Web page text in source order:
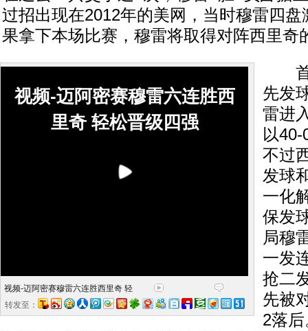
过招出现在2012年的美网，当时穆雷四
果拿下本场比赛，穆雷将取得对阵西里奇
视频-迈阿密赛穆雷六连胜西
里奇 轻松晋级四强
视频-迈阿密赛穆雷六连胜西里奇 轻
转发至：
首
先发
雷进
以
不过
发球
一化
保发
局穆
一发
抢二
先被
2落